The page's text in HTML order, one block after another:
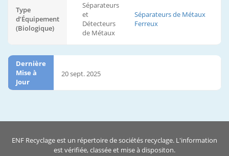
Type
d’Équipement
(Biologique)
Séparateurs
et
Détecteurs
de Métaux
Séparateurs de Métaux
Ferreux
Dernière
Mise à
Jour
20 sept. 2025
ENF Recyclage est un répertoire de sociétés recyclage. L'information
est vérifiée, classée et mise à dispositon.